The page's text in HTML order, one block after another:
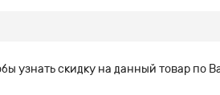
узнать скидку на данный товар по